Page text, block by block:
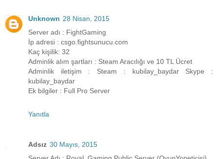
Unknown 28 Nisan, 2015
Server adı : FightGaming
İp adresi : csgo.fightsunucu.com
Kaç kişilik: 32
Adminlik alım şartları : Steam Aracılığı ve 10 TL Ücret
Adminlik iletişim : Steam : kubilay_baydar Skype :
kubilay_baydar
Ek bilgiler : Full Pro Server
Yanıtla
Adsız 30 Mayıs, 2015